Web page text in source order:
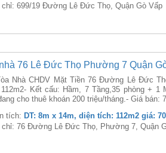
699/19 Đường Lê Đức Thọ, Quận Gò Vấp
76 Lê Đức Thọ Phường 7 Quận
Nhà CHDV Mặt Tiền 76 Đường Lê Đức
112m2- Kết cấu: Hầm, 7 Tầng,35 phòng +
cho thuê khoán 200 triệu/tháng.- Giá
tích: DT: 8m x 14m, diện tích: 112m2 giá:
76 Đường Lê Đức Thọ, Phường 7, Quận